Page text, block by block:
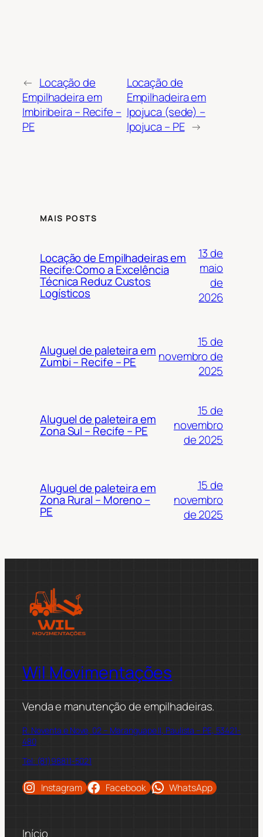
← Locação de
Empilhadeira em
Imbiribeira – Recife –
PE
Locação de
Empilhadeira em
Ipojuca (sede) –
Ipojuca – PE →
MAIS POSTS
Locação de Empilhadeiras em
Recife:Como a Excelência
Técnica Reduz Custos
Logísticos
13 de
maio
de
2026
Aluguel de paleteira em
Zumbi – Recife – PE
15 de
novembro de
2025
Aluguel de paleteira em
Zona Sul – Recife – PE
15 de
novembro
de 2025
Aluguel de paleteira em
Zona Rural – Moreno –
PE
15 de
novembro
de 2025
Wil Movimentações
Venda e manutenção de empilhadeiras.
R. Noventa e Nove, 02 – Maranguape II, Paulista – PE, 53421-
480
Tel: (81)98811-5021
Instagram Facebook WhatsApp
Início